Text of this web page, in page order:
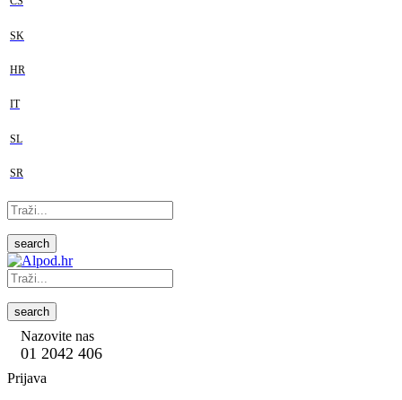
SK
HR
IT
SL
SR
search
search
Nazovite nas
01 2042 406
Prijava